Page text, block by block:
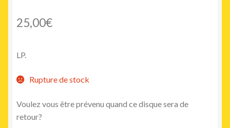
25,00€
LP.
Rupture de stock
Voulez vous être prévenu quand ce disque sera de
retour?